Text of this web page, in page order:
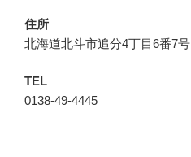
住所
北海道北斗市追分4丁目6番7号
TEL
0138-49-4445